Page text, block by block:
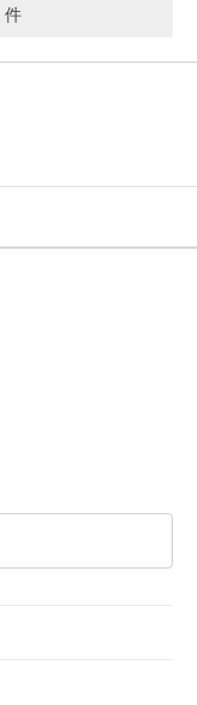
件